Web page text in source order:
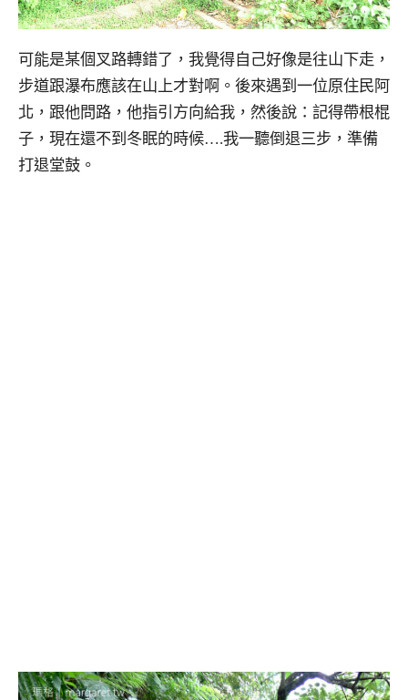
可能是某個叉路轉錯了，我覺得自己好像是往山下走，
步道跟瀑布應該在山上才對啊。後來遇到一位原住民阿
北，跟他問路，他指引方向給我，然後說：記得帶根棍
子，現在還不到冬眠的時候….我一聽倒退三步，準備
打退堂鼓。